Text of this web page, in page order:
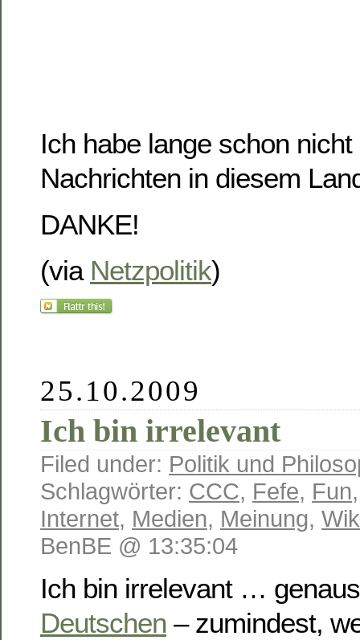
Ich habe lange schon
Nachrichten in diesem
DANKE!
(via Netzpolitik)
25.10.2009
Ich bin irrelevant
Filed under: Politik und
Schlagwörter: CCC, Fefe, Fun
Internet, Medien, Meinung,
BenBE @ 13:35:04
Ich bin irrelevant …
Deutschen – zumindest,